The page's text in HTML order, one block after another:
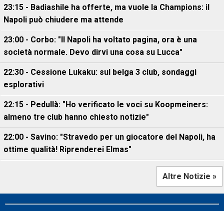
23:15 - Badiashile ha offerte, ma vuole la Champions: il
Napoli può chiudere ma attende
23:00 - Corbo: "Il Napoli ha voltato pagina, ora è una
società normale. Devo dirvi una cosa su Lucca"
22:30 - Cessione Lukaku: sul belga 3 club, sondaggi
esplorativi
22:15 - Pedullà: "Ho verificato le voci su Koopmeiners:
almeno tre club hanno chiesto notizie"
22:00 - Savino: "Stravedo per un giocatore del Napoli, ha
ottime qualità! Riprenderei Elmas"
Altre Notizie »